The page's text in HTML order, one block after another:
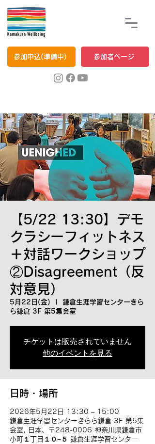
参加申込(準備中) 参加者ページ
【5/22 13:30】デモ
クラシーフィットネス
＋対話ワークショップ
②Disagreement（反
対意見）
5月22日(金)
鎌倉生涯学習センターきら
ら鎌倉 3F 第5集会室
チケットは販売されていません
他のイベントを見る
日時・場所
2026年5月22日 13:30 – 15:00
鎌倉生涯学習センターきらら鎌倉 3F 第5集
会室, 日本、〒248-0006 神奈川県鎌倉市
小町１丁目１０−５ 鎌倉生涯学習センター